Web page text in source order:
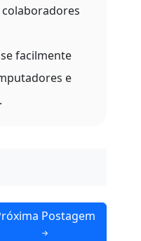
facilmente
e
Postagem